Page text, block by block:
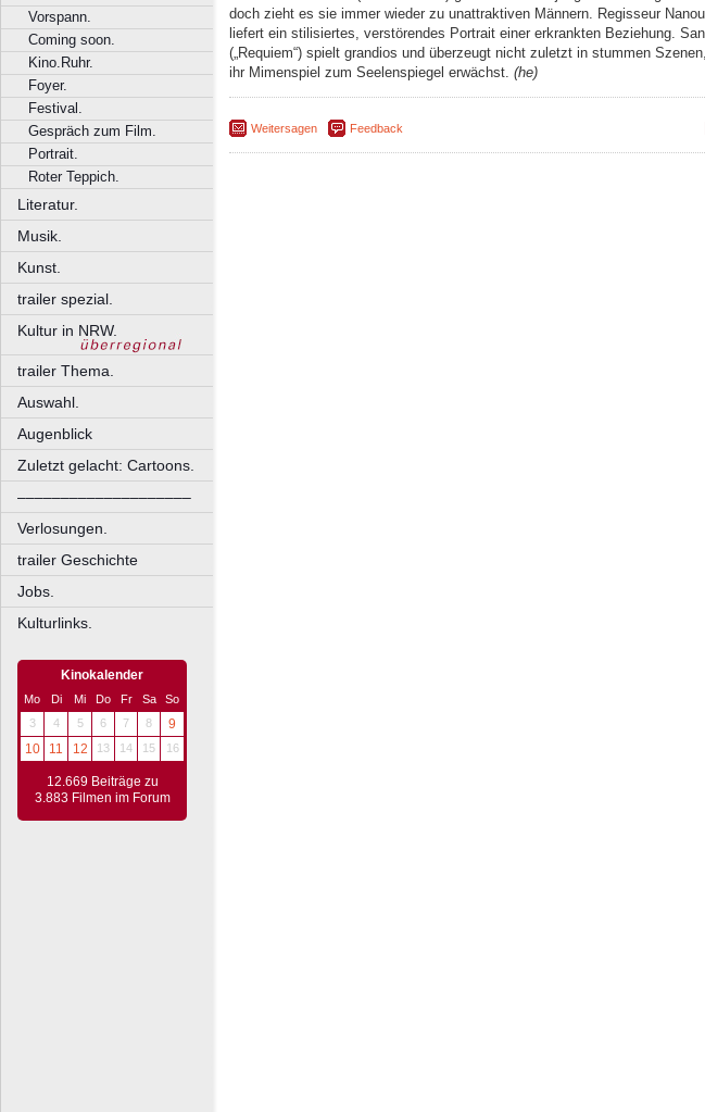
Vorspann.
Coming soon.
Kino.Ruhr.
Foyer.
Festival.
Gespräch zum Film.
Portrait.
Roter Teppich.
Literatur.
Musik.
Kunst.
trailer spezial.
Kultur in NRW.
trailer Thema.
Auswahl.
Augenblick
Zuletzt gelacht: Cartoons.
––––––––––––––––––––
Verlosungen.
trailer Geschichte
Jobs.
Kulturlinks.
Kinokalender
Mo Di Mi Do Fr Sa
So
3
4 5 6 7 8
9
10
11 12 13 14 15 16
12.669 Beiträge zu
3.883 Filmen im Forum
doch zieht es sie immer wieder zu unattraktiven Männern. Regisseur
liefert ein stilisiertes, verstörendes Portrait einer erkrankten Beziehung.
(„Requiem“) spielt grandios und überzeugt nicht zuletzt in stummen
ihr Mimenspiel zum Seelenspiegel erwächst. (he)
Weitersagen Feedback